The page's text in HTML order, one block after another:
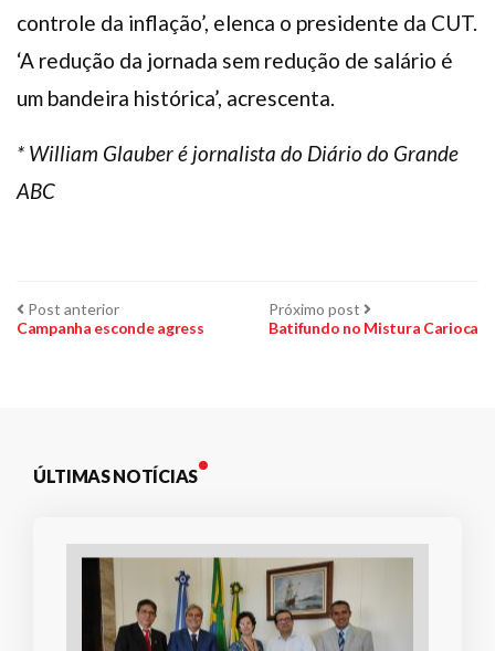
controle da inflação’, elenca o presidente da CUT.
‘A redução da jornada sem redução de salário é
um bandeira histórica’, acrescenta.
* William Glauber é jornalista do Diário do Grande
ABC
Navegação
Post anteriorPost
anterior:
Campanha esconde agress
Próximo post Próximo
post:
Batifundo no Mistura Carioca
ÚLTIMAS NOTÍCIAS